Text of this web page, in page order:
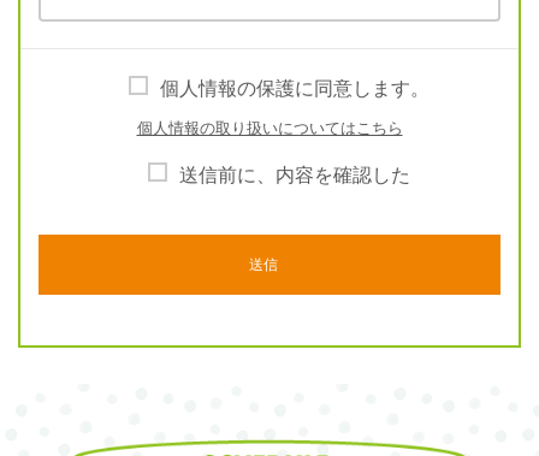
個人情報の保護に同意します。
個人情報の取り扱いについてはこちら
送信前に、内容を確認した